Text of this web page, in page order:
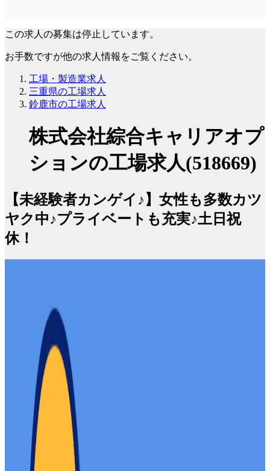
この求人の募集は停止しています。
お手数ですが他の求人情報をご覧ください。
工場・製造業求人
三重県の工場求人
鈴鹿市の工場求人
株式会社綜合キャリアオプ
ションの工場求人(518669)
【未経験者カンゲイ♪】女性も多数カツ
ヤク中♪プライベートも充実♪土日祝
休！